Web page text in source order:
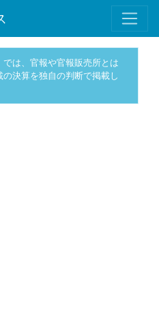
では、官報や官報販売所とは
決算を独自の判断で掲載し